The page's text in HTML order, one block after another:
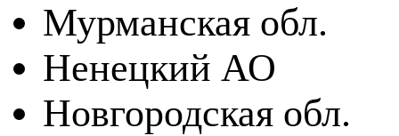
Мурманская обл.
Ненецкий АО
Новгородская обл.